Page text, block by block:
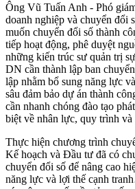
Ông Vũ Tuấn Anh - Phó
doanh nghiệp và chuyển đổi
muốn chuyển đổi số thành
tiếp hoạt động, phê duyệt
những kiến trúc sư quản trị
DN cần thành lập ban
lập nhằm bổ sung năng lực
sâu đảm bảo dự án thành
cần nhanh chóng đào tạo
biệt về nhân lực, quy trình và
Thực hiện chương trình
Kế hoạch và Đầu tư đã có
chuyển đổi số để nâng cao
năng lực và lợi thế cạnh